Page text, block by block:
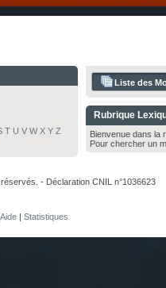
T U V W X Y Z
Liste des
Rubrique
Bienvenue dans la
Pour chercher un
- Déclaration CNIL n°1036623
Aide Statistiques